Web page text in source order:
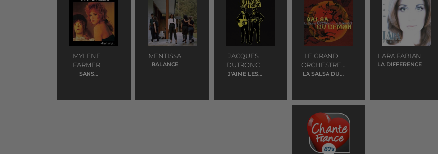
MYLENE
FARMER
SANS
MENTISSA
BALANCE
JACQUES
DUTRONC
J'AIME LES
LE GRAND
ORCHESTRE
DU SPLENDID
LA SALSA DU
LARA FABIAN
LA DIFFERENCE